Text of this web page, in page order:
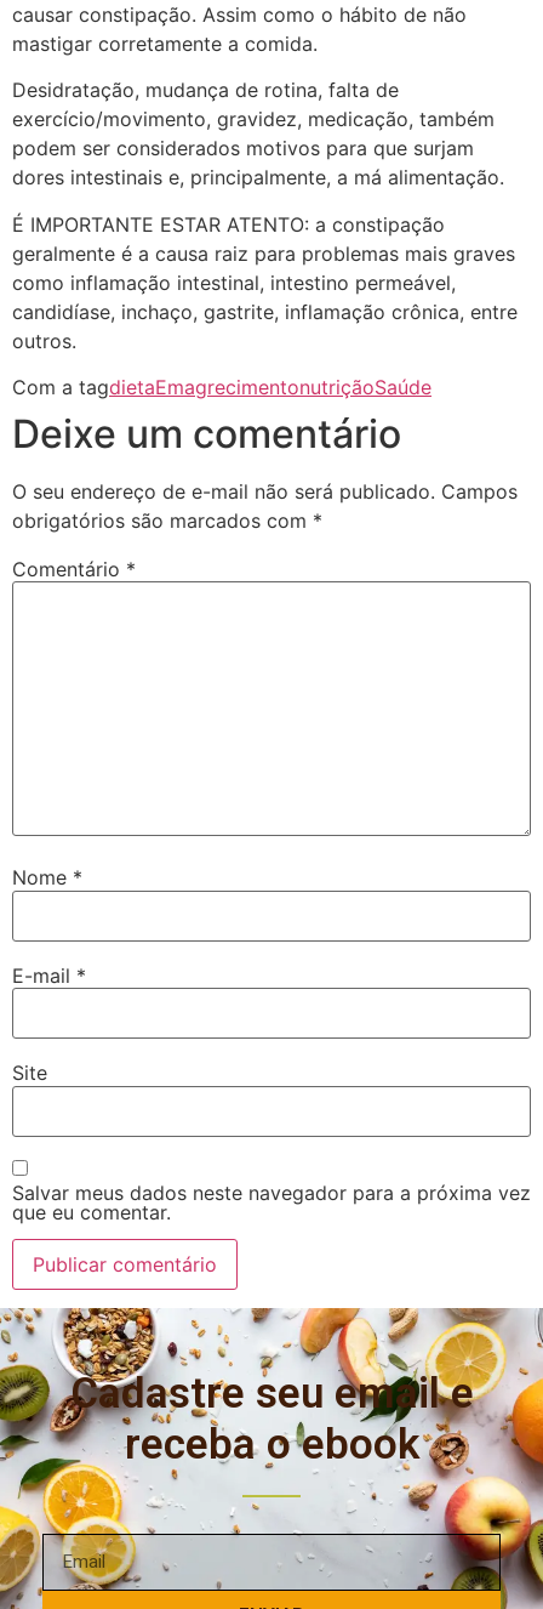
causar constipação. Assim como o hábito de não
mastigar corretamente a comida.
Desidratação, mudança de rotina, falta de
exercício/movimento, gravidez, medicação, também
podem ser considerados motivos para que surjam
dores intestinais e, principalmente, a má alimentação.
É IMPORTANTE ESTAR ATENTO: a constipação
geralmente é a causa raiz para problemas mais graves
como inflamação intestinal, intestino permeável,
candidíase, inchaço, gastrite, inflamação crônica, entre
outros.
Com a tagdietaEmagrecimentonutriçãoSaúde
Deixe um comentário
O seu endereço de e-mail não será publicado. Campos
obrigatórios são marcados com *
Comentário *
Nome *
E-mail *
Site
Salvar meus dados neste navegador para a próxima vez
que eu comentar.
Cadastre seu email e
receba o ebook